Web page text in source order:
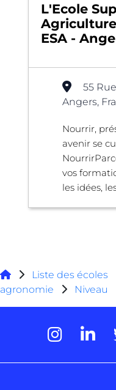
L'Ecole
ESA -
55
Angers,
Nourrir,
avenir se
vos
les idées,
Liste des écoles
agronomie
Niveau